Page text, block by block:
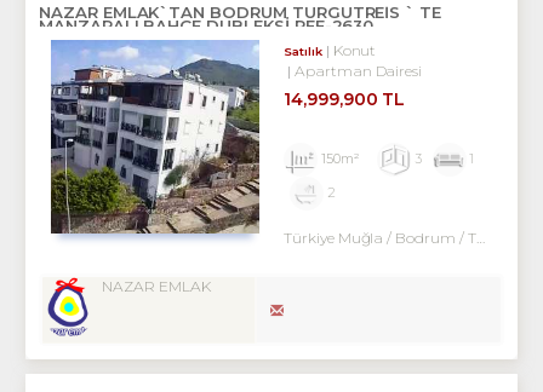
NAZAR EMLAK`TAN BODRUM TURGUTREİS ` TE
MANZARALI BAHÇE DUBLEKSİ REF-2630
Satılık
Konut
Apartman Dairesi
14,999,900 TL
150m² 3
1
2
Türkiye Muğla / Bodrum / Turgutreis
NAZAR EMLAK